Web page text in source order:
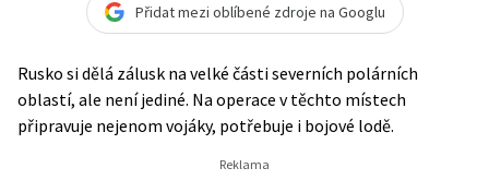
Přidat mezi oblíbené zdroje na Googlu
Rusko si dělá zálusk na velké části severních polárních
oblastí, ale není jediné. Na operace v těchto místech
připravuje nejenom vojáky, potřebuje i bojové lodě.